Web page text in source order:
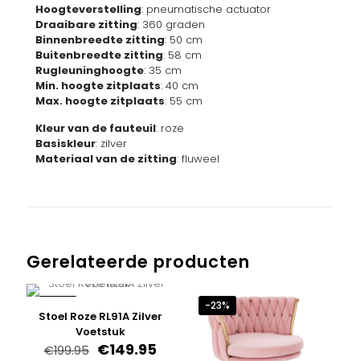
Hoogteverstelling: pneumatische actuator
Draaibare zitting: 360 graden
Binnenbreedte zitting: 50 cm
Buitenbreedte zitting: 58 cm
Rugleuninghoogte: 35 cm
Min. hoogte zitplaats: 40 cm
Max. hoogte zitplaats: 55 cm
Kleur van de fauteuil: roze
Basiskleur: zilver
Materiaal van de zitting: fluweel
Gerelateerde producten
Stoel Roze RL91A Zilver
Voetstuk
€199.95 Oorspronkelijke
€149.95Huidige
-23%